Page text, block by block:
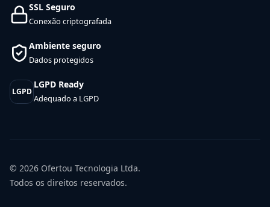
SSL Seguro
Conexão criptografada
Ambiente seguro
Dados protegidos
LGPD
LGPD Ready
Adequado a LGPD
© 2026 Ofertou Tecnologia Ltda.
Todos os direitos reservados.